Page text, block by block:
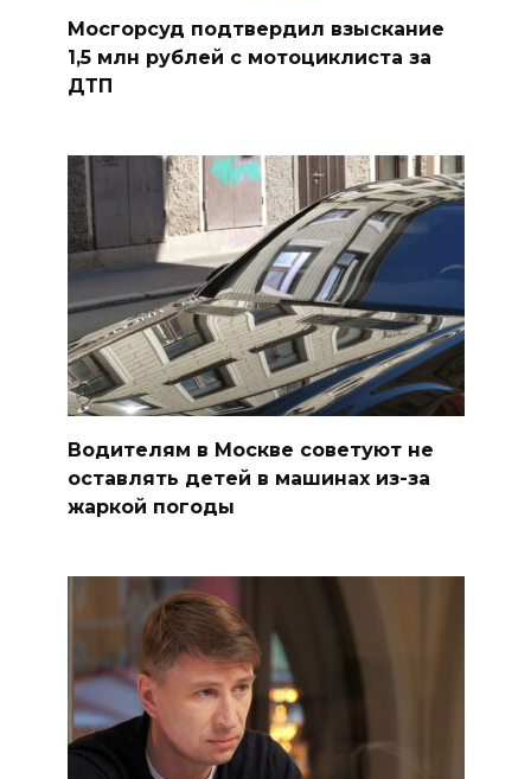
Мосгорсуд подтвердил взыскание
1,5 млн рублей с мотоциклиста за
ДТП
Водителям в Москве советуют не
оставлять детей в машинах из-за
жаркой погоды